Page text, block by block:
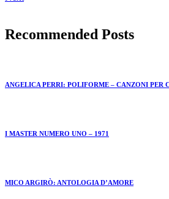
Recommended Posts
ANGELICA PERRI: POLIFORME – CANZONI PER
I MASTER NUMERO UNO – 1971
MICO ARGIRÒ: ANTOLOGIA D’AMORE